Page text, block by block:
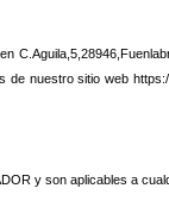
nuestro sitio web
y son aplicables a